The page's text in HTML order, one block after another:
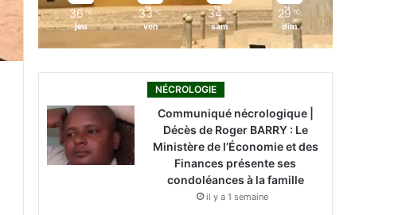
36 ℃
jeu
33 ℃
ven
34 ℃
sam
29 ℃
dim
NÉCROLOGIE
Communiqué nécrologique |
Décès de Roger BARRY : Le
Ministère de l’Économie et des
Finances présente ses
condoléances à la famille
il y a 1 semaine